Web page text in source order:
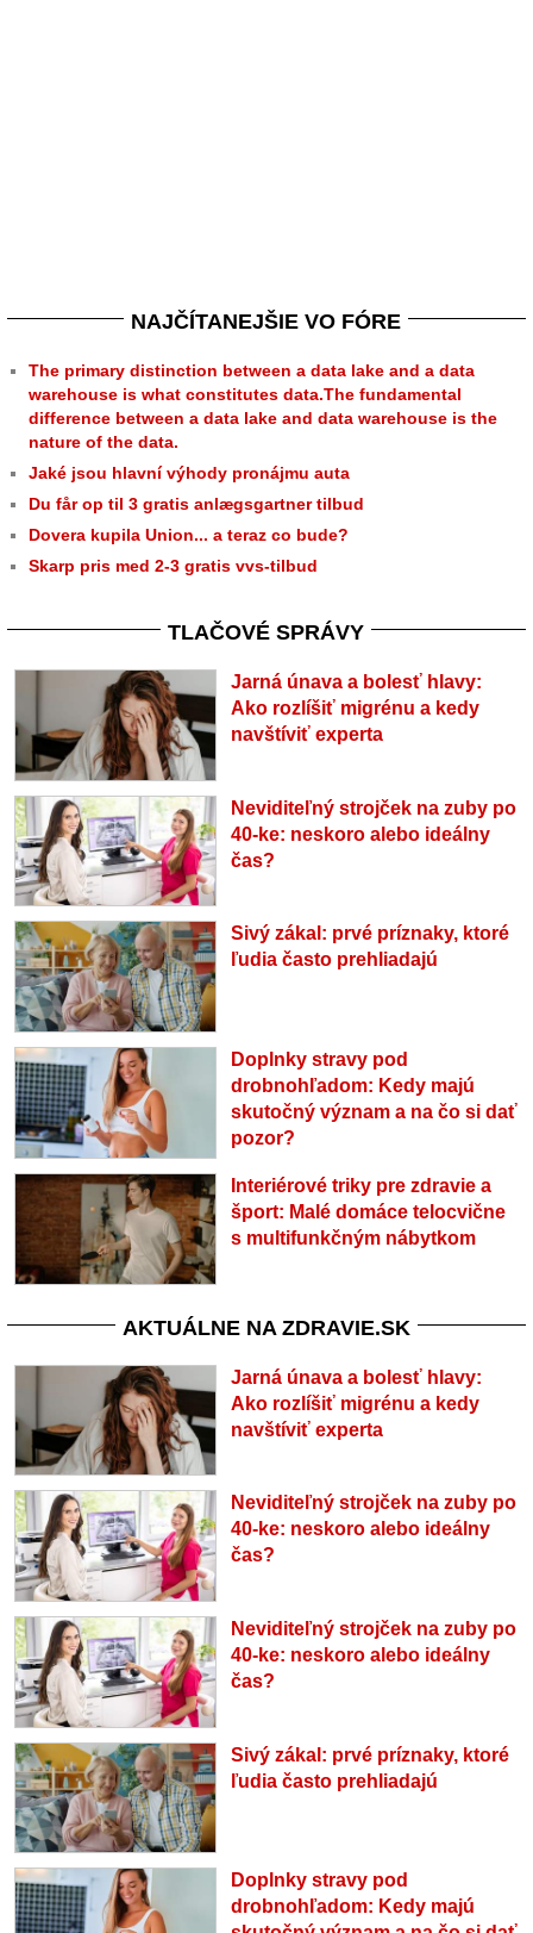
NAJČÍTANEJŠIE VO FÓRE
The primary distinction between a data lake and a data
warehouse is what constitutes data.The fundamental
difference between a data lake and data warehouse is the
nature of the data.
Jaké jsou hlavní výhody pronájmu auta
Du får op til 3 gratis anlægsgartner tilbud
Dovera kupila Union... a teraz co bude?
Skarp pris med 2-3 gratis vvs-tilbud
TLAČOVÉ SPRÁVY
Jarná únava a bolesť hlavy:
Ako rozlíšiť migrénu a kedy
navštíviť experta
Neviditeľný strojček na zuby po
40-ke: neskoro alebo ideálny
čas?
Sivý zákal: prvé príznaky, ktoré
ľudia často prehliadajú
Doplnky stravy pod
drobnohľadom: Kedy majú
skutočný význam a na čo si dať
pozor?
Interiérové triky pre zdravie a
šport: Malé domáce telocvične
s multifunkčným nábytkom
AKTUÁLNE NA ZDRAVIE.SK
Jarná únava a bolesť hlavy:
Ako rozlíšiť migrénu a kedy
navštíviť experta
Neviditeľný strojček na zuby po
40-ke: neskoro alebo ideálny
čas?
Neviditeľný strojček na zuby po
40-ke: neskoro alebo ideálny
čas?
Sivý zákal: prvé príznaky, ktoré
ľudia často prehliadajú
Doplnky stravy pod
drobnohľadom: Kedy majú